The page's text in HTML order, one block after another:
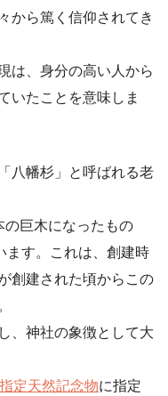
から篤く信仰されてき
は、身分の高い人から
いたことを意味しま
八幡杉」と呼ばれる老
の巨木になったもの
ます。これは、創建時
創建された頃からこの
、神社の象徴として大
定天然記念物に指定